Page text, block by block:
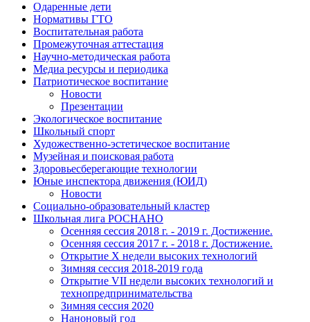
Одаренные дети
Нормативы ГТО
Воспитательная работа
Промежуточная аттестация
Научно-методическая работа
Медиа ресурсы и периодика
Патриотическое воспитание
Новости
Презентации
Экологическое воспитание
Школьный спорт
Художественно-эстетическое воспитание
Музейная и поисковая работа
Здоровьесберегающие технологии
Юные инспектора движения (ЮИД)
Новости
Социально-образовательный кластер
Школьная лига РОСНАНО
Осенняя сессия 2018 г. - 2019 г. Достижение.
Осенняя сессия 2017 г. - 2018 г. Достижение.
Открытие X недели высоких технологий
Зимняя сессия 2018-2019 года
Открытие VII недели высоких технологий и
технопредпринимательства
Зимняя сессия 2020
Наноновый год